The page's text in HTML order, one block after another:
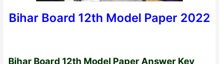
Bihar Board 12th Model Paper 2022
Bihar Board 12th Model Paper Answer Key